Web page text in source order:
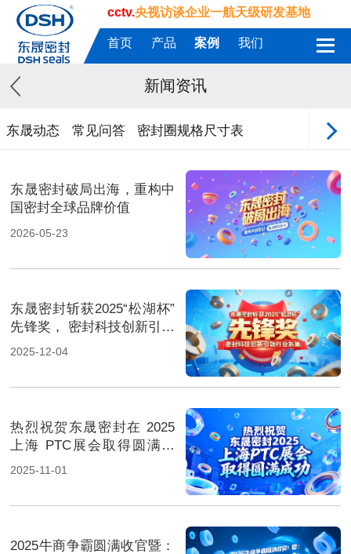
cctv.央视访谈企业一航天级研发基地
首页 产品 案例 我们
新闻资讯
东晟动态 常见问答 密封圈规格尺寸表
东晟密封破局出海，重构中
国密封全球品牌价值
2026-05-23
东晟密封斩获2025“松湖杯”
先锋奖， 密封科技创新引领
行业新篇！
2025-12-04
热烈祝贺东晟密封在 2025
上海 PTC展会取得圆满成
功！
2025-11-01
2025牛商争霸圆满收官暨：